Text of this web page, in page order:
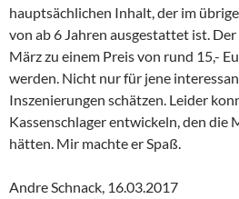
hauptsächlichen Inhalt, der im
von ab 6 Jahren ausgestattet ist. Der
März zu einem Preis von rund 15,-
werden. Nicht nur für jene
Inszenierungen schätzen. Leider
Kassenschlager entwickeln, den die
hätten. Mir machte er Spaß.
Andre Schnack, 16.03.2017